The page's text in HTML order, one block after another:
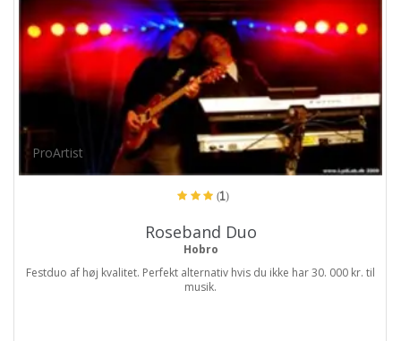
ProArtist
(1)
Roseband Duo
Hobro
Festduo af høj kvalitet. Perfekt alternativ hvis du ikke har 30. 000 kr. til
musik.